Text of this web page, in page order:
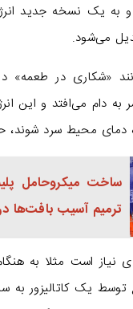
و به یک نسخه جدید
می‌شود.
«شکاری در طعمه»
به دام می‌افتد و این
دمای محیط سرد
ساخت میکروحامل
ترمیم آسیب بافت‌ها
نیاز است مثلا به
توسط یک کاتالیزور